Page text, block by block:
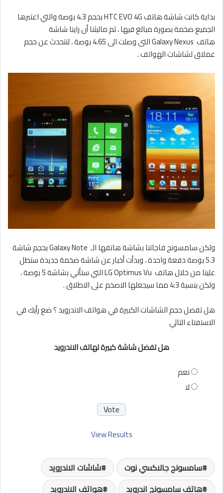
بداية كانت شاشة هاتف HTC EVO 4G بحجم 4.3 بوصة والتي اعتبرها
الجميع ضخمة بصورة مبالغ فيها ، ثم مالبثنا أن راينا شاشة
هاتف Galaxy Nexus التى وصلت الى 4.65 بوصة ، لنتحدث عن حجم
عملاق لشاشات الهواتف .
ولكن سامسونج فاجاتنا بشاشة هاتفها الـ Galaxy Note بحجم شاشة
5.3 بوصة دفعة واحدة ، وبدأت أخبار عن شاشة ضخمة جديدة ستطل
علينا من خلال هاتف LG Optimus Vu التي ستأتي بشاشة 5 بوصة ،
ولكن بنسبة 4:3 مما سيجعلها الاضخم على الاطلاق .
هل تفضل حجم الشاشات الكبيرة في هواتف الاندرويد ؟ ضع رأيك في
الاستفتاء التالي
هل تفضل شاشة كبيرة لهاتف الاندرويد
نعم
لا
View Results
سامسونج جالاكسي نوت
شاشات الاندرويد
هاتف سامسونج اندرويد
هواتف الاندرويد